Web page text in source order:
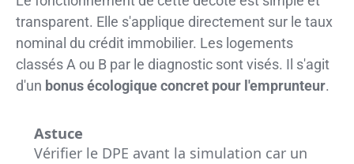
transparent. Elle s'applique directement sur le taux
nominal du crédit immobilier. Les logements
classés A ou B par le diagnostic sont visés. Il s'agit
d'un bonus écologique concret pour l'emprunteur.
Astuce
Vérifier le DPE avant la simulation car un